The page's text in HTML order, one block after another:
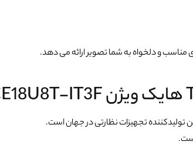
تجهیزات نظارتی در جهان است.